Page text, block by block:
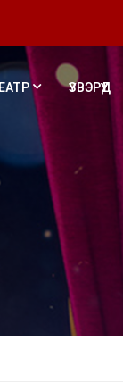
ҮЗВЭРҮҮД